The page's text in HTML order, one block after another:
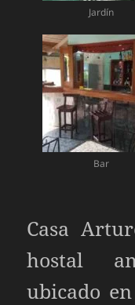
Jardín
Bar
Casa
hostal
ubicado